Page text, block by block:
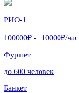
РИО-1
100000₽ - 110000₽/час
Фуршет
до 600 человек
Банкет